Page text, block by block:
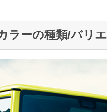
ラーの種類/バリ